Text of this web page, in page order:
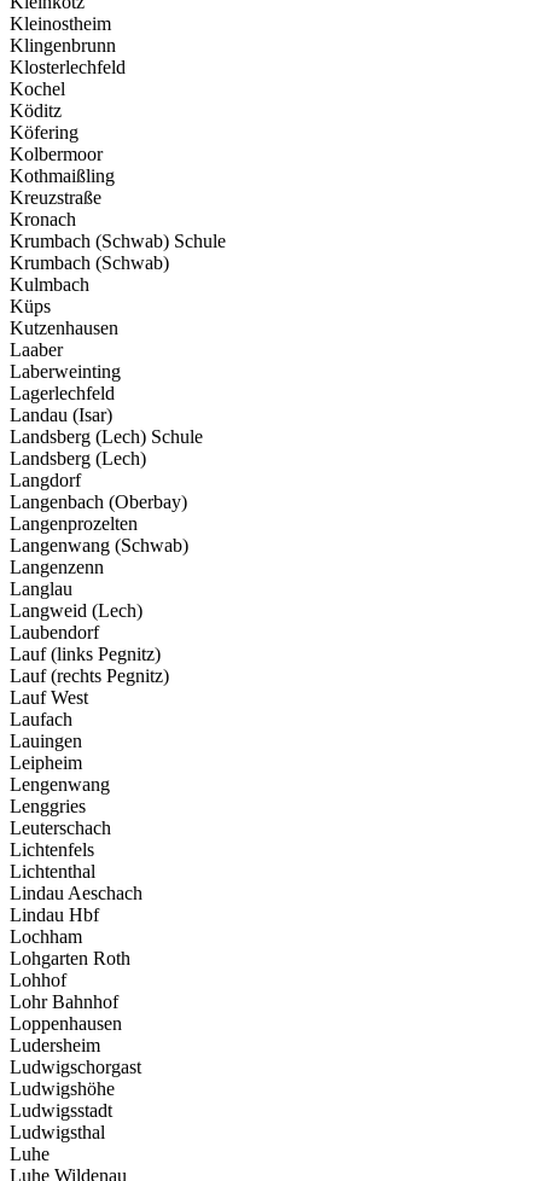
Kleinostheim
Klingenbrunn
Klosterlechfeld
Kochel
Köditz
Köfering
Kolbermoor
Kothmaißling
Kreuzstraße
Kronach
Krumbach (Schwab) Schule
Krumbach (Schwab)
Kulmbach
Küps
Kutzenhausen
Laaber
Laberweinting
Lagerlechfeld
Landau (Isar)
Landsberg (Lech) Schule
Landsberg (Lech)
Langdorf
Langenbach (Oberbay)
Langenprozelten
Langenwang (Schwab)
Langenzenn
Langlau
Langweid (Lech)
Laubendorf
Lauf (links Pegnitz)
Lauf (rechts Pegnitz)
Lauf West
Laufach
Lauingen
Leipheim
Lengenwang
Lenggries
Leuterschach
Lichtenfels
Lichtenthal
Lindau Aeschach
Lindau Hbf
Lochham
Lohgarten Roth
Lohhof
Lohr Bahnhof
Loppenhausen
Ludersheim
Ludwigschorgast
Ludwigshöhe
Ludwigsstadt
Ludwigsthal
Luhe
Luhe Wildenau